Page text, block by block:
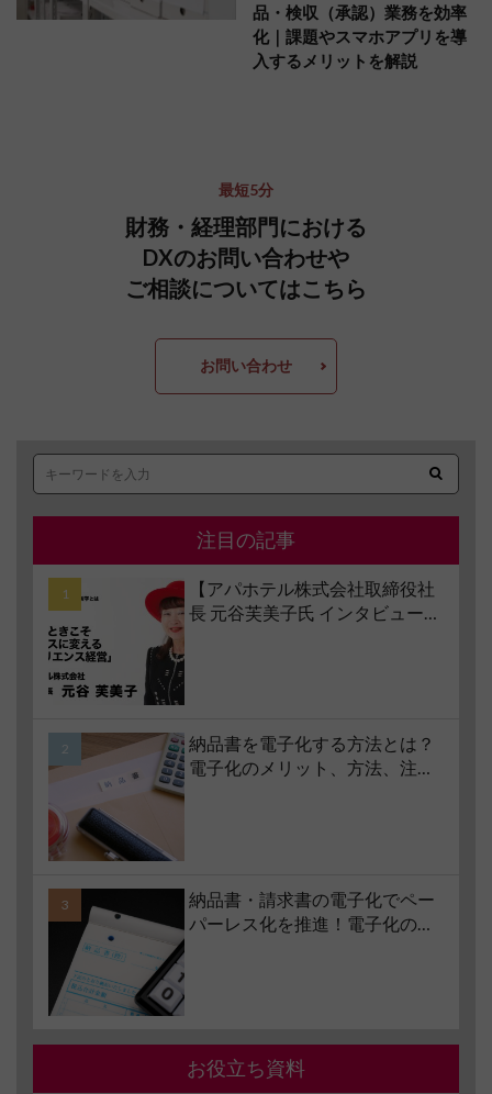
品・検収（承認）業務を効率
化｜課題やスマホアプリを導
入するメリットを解説
最短5分
財務・経理部門における
DXのお問い合わせや
ご相談についてはこちら
お問い合わせ
注目の記事
【アパホテル株式会社取締役社
長 元谷芙美子氏 インタビュー】
納品書を電子化する方法とは？
電子化のメリット、方法、注意
納品書・請求書の電子化でペー
パーレス化を推進！電子化の要
お役立ち資料